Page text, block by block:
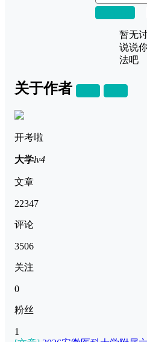
暂无
说说
法吧
关于作者
开考啦
大学lv4
文章
22347
评论
3506
关注
0
粉丝
1